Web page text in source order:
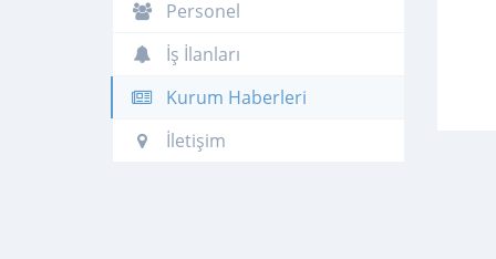
Personel
İş İlanları
Kurum Haberleri
İletişim